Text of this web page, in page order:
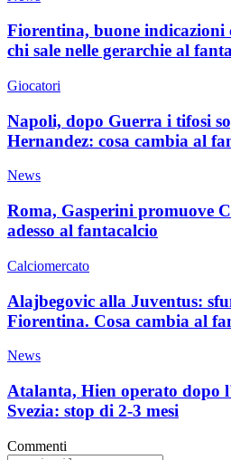
Fiorentina, buone
chi sale nelle gerarchie al
Giocatori
Napoli, dopo Guerra i tifosi
Hernandez: cosa cambia al
News
Roma, Gasperini promuove
adesso al fantacalcio
Calciomercato
Alajbegovic alla Juventus:
Fiorentina. Cosa cambia al
News
Atalanta, Hien operato dopo
Svezia: stop di 2-3 mesi
Commenti